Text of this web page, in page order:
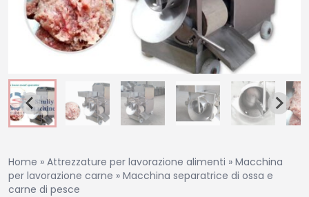
Home » Attrezzature per lavorazione alimenti » Macchina
per lavorazione carne » Macchina separatrice di ossa e
carne di pesce